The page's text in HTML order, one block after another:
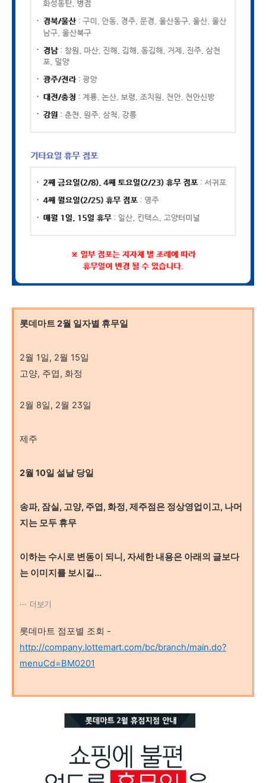
롯데마트 2월 일자별 휴무일
2월 1일, 2월 15일
고양, 주엽, 화정
2월 8일, 2월 23일
제주
2월 10일 설날 당일
송파, 잠실, 고양, 주엽, 화정, 제주점은 정상영업이고, 나머
지는 모두 휴무
이하는 수시로 변동이 되니, 자세한 내용은 아래의 글보다
는 이미지를 보시길...
더보기
롯데마트 점포별 조회 -
http://company.lottemart.com/bc/branch/main.do?
menuCd=BM0201